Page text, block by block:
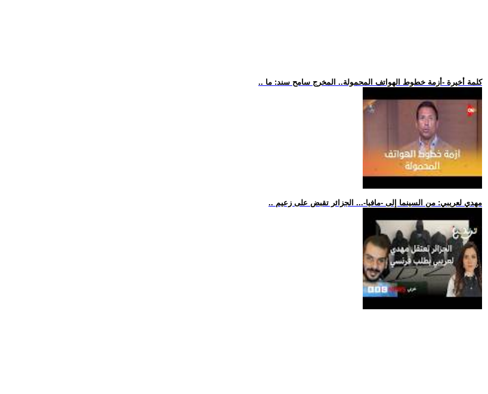
.. كلمة أخيرة -أزمة خطوط الهواتف المحمولة.. المخرج سامح سند: ما
.. مهدي لعريبي: من السينما إلى -مافيا-... الجزائر تقبض على زعيم